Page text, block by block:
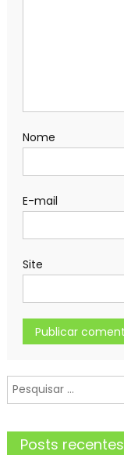
Nome
E-mail
Site
Pesquisar
por:
Posts recentes